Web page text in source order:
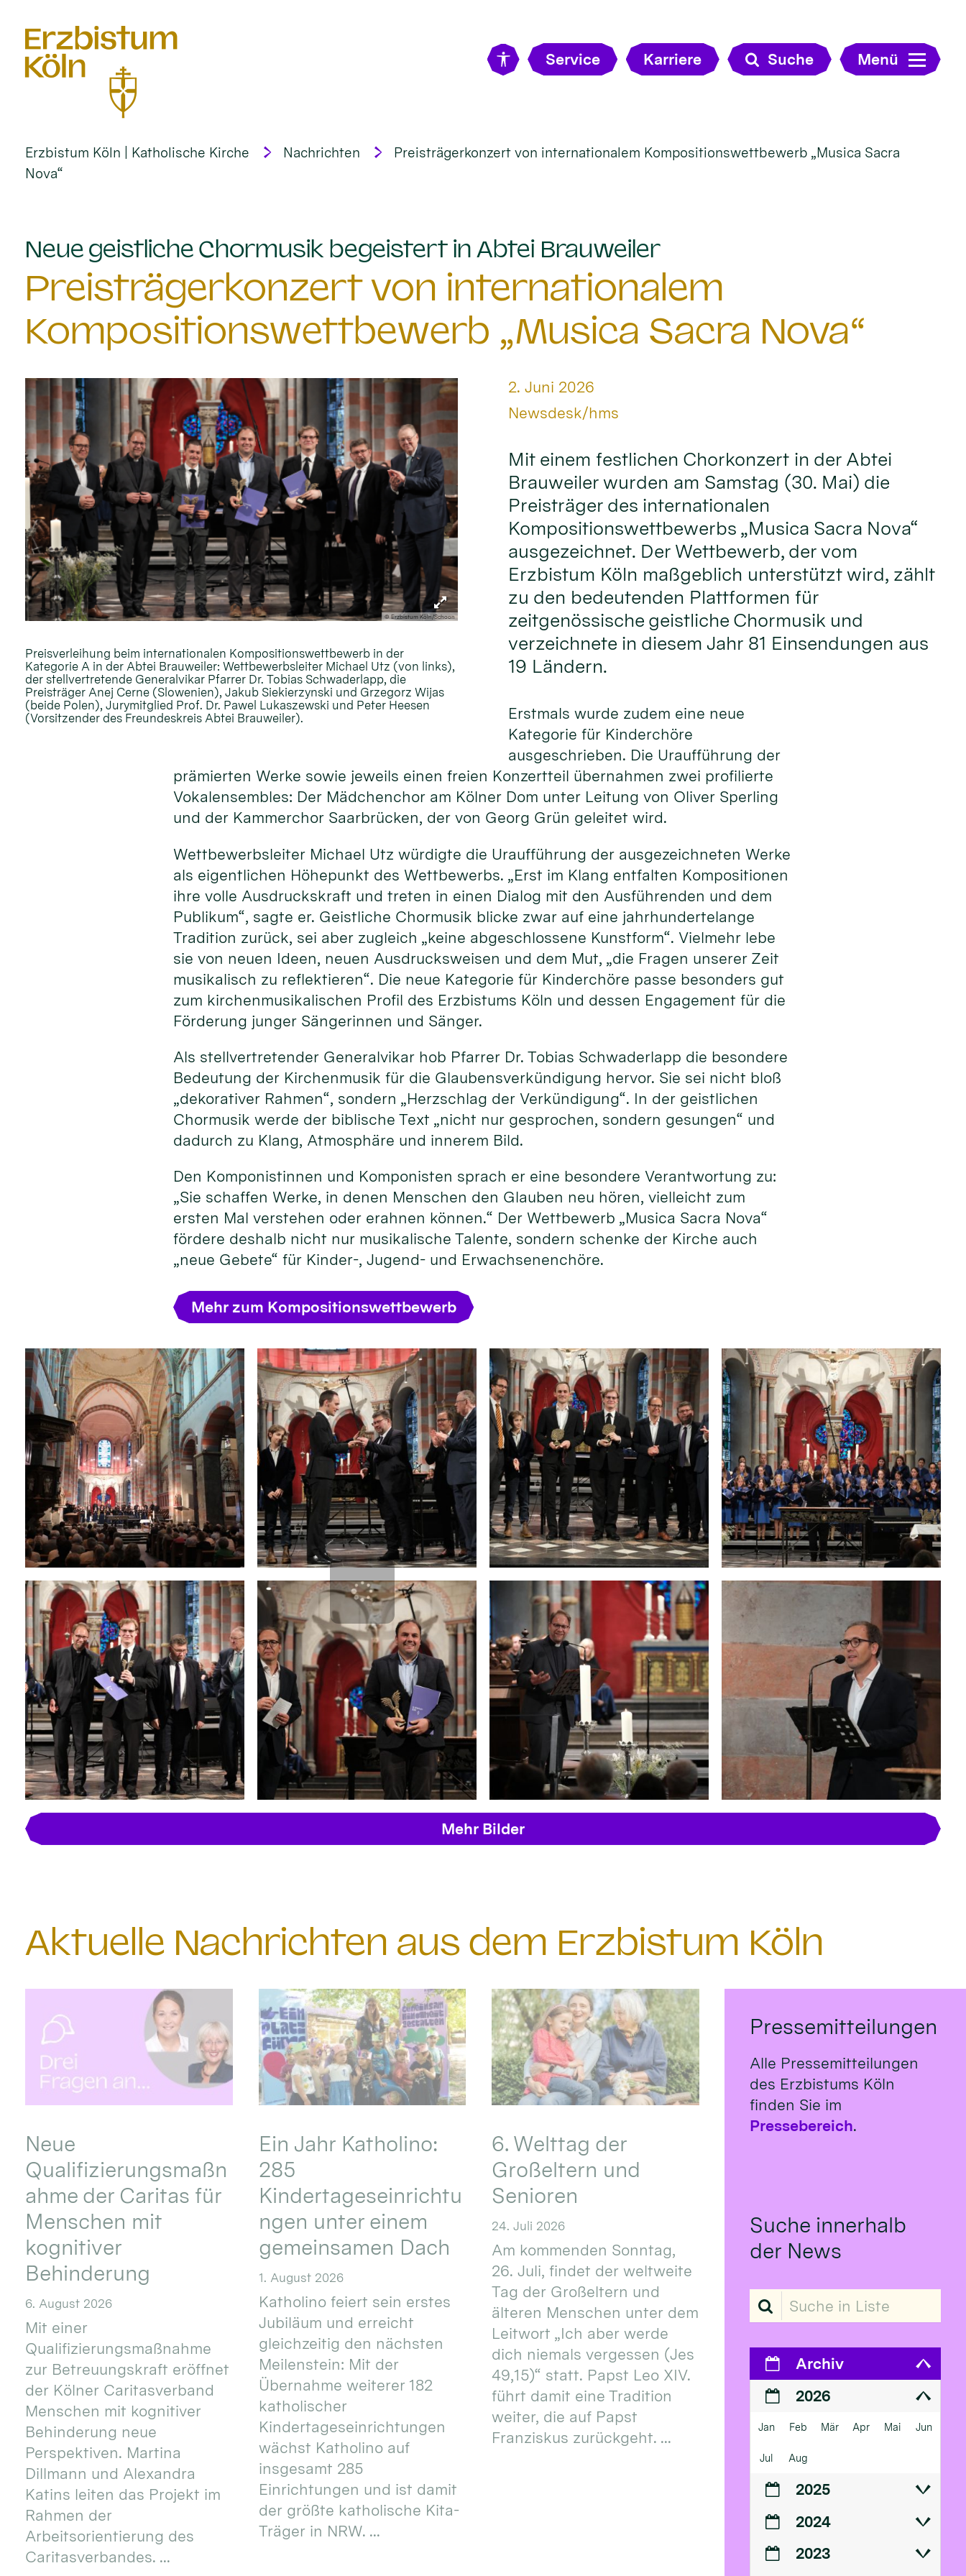
Service Karriere Suche Menü
Erzbistum Köln | Katholische Kirche Nachrichten
Preisträgerkonzert von internationalem Kompositionswettbewerb „Musica Sacra
Nova“
Neue geistliche Chormusik begeistert in Abtei Brauweiler:
Preisträgerkonzert von internationalem
Kompositionswettbewerb „Musica Sacra Nova“
© Erzbistum Köln/Schoon
Preisverleihung beim internationalen Kompositionswettbewerb in der
Kategorie A in der Abtei Brauweiler: Wettbewerbsleiter Michael Utz (von links),
der stellvertretende Generalvikar Pfarrer Dr. Tobias Schwaderlapp, die
Preisträger Anej Cerne (Slowenien), Jakub Siekierzynski und Grzegorz Wijas
(beide Polen), Jurymitglied Prof. Dr. Pawel Lukaszewski und Peter Heesen
(Vorsitzender des Freundeskreis Abtei Brauweiler).
Datum:
2. Juni 2026
Von:
Newsdesk/hms
Mit einem festlichen Chorkonzert in der Abtei
Brauweiler wurden am Samstag (30. Mai) die
Preisträger des internationalen
Kompositionswettbewerbs „Musica Sacra Nova“
ausgezeichnet. Der Wettbewerb, der vom
Erzbistum Köln maßgeblich unterstützt wird, zählt
zu den bedeutenden Plattformen für
zeitgenössische geistliche Chormusik und
verzeichnete in diesem Jahr 81 Einsendungen aus
19 Ländern.
Erstmals wurde zudem eine neue
Kategorie für Kinderchöre
ausgeschrieben. Die Uraufführung der
prämierten Werke sowie jeweils einen freien Konzertteil übernahmen zwei profilierte
Vokalensembles: Der Mädchenchor am Kölner Dom unter Leitung von Oliver Sperling
und der Kammerchor Saarbrücken, der von Georg Grün geleitet wird.
Wettbewerbsleiter Michael Utz würdigte die Uraufführung der ausgezeichneten Werke
als eigentlichen Höhepunkt des Wettbewerbs. „Erst im Klang entfalten Kompositionen
ihre volle Ausdruckskraft und treten in einen Dialog mit den Ausführenden und dem
Publikum“, sagte er. Geistliche Chormusik blicke zwar auf eine jahrhundertelange
Tradition zurück, sei aber zugleich „keine abgeschlossene Kunstform“. Vielmehr lebe
sie von neuen Ideen, neuen Ausdrucksweisen und dem Mut, „die Fragen unserer Zeit
musikalisch zu reflektieren“. Die neue Kategorie für Kinderchöre passe besonders gut
zum kirchenmusikalischen Profil des Erzbistums Köln und dessen Engagement für die
Förderung junger Sängerinnen und Sänger.
Als stellvertretender Generalvikar hob Pfarrer Dr. Tobias Schwaderlapp die besondere
Bedeutung der Kirchenmusik für die Glaubensverkündigung hervor. Sie sei nicht bloß
„dekorativer Rahmen“, sondern „Herzschlag der Verkündigung“. In der geistlichen
Chormusik werde der biblische Text „nicht nur gesprochen, sondern gesungen“ und
dadurch zu Klang, Atmosphäre und innerem Bild.
Den Komponistinnen und Komponisten sprach er eine besondere Verantwortung zu:
„Sie schaffen Werke, in denen Menschen den Glauben neu hören, vielleicht zum
ersten Mal verstehen oder erahnen können.“ Der Wettbewerb „Musica Sacra Nova“
fördere deshalb nicht nur musikalische Talente, sondern schenke der Kirche auch
„neue Gebete“ für Kinder-, Jugend- und Erwachsenenchöre.
Mehr zum Kompositionswettbewerb
Mehr Bilder
Aktuelle Nachrichten aus dem Erzbistum Köln
Neue
Qualifizierungsmaßn
ahme der Caritas für
Menschen mit
kognitiver
Behinderung
6. August 2026
Mit einer
Qualifizierungsmaßnahme
zur Betreuungskraft eröffnet
der Kölner Caritasverband
Menschen mit kognitiver
Behinderung neue
Perspektiven. Martina
Dillmann und Alexandra
Katins leiten das Projekt im
Rahmen der
Arbeitsorientierung des
Caritasverbandes. ...
Ein Jahr Katholino:
285
Kindertageseinrichtu
ngen unter einem
gemeinsamen Dach
1. August 2026
Katholino feiert sein erstes
Jubiläum und erreicht
gleichzeitig den nächsten
Meilenstein: Mit der
Übernahme weiterer 182
katholischer
Kindertageseinrichtungen
wächst Katholino auf
insgesamt 285
Einrichtungen und ist damit
der größte katholische Kita-
Träger in NRW. ...
6. Welttag der
Großeltern und
Senioren
24. Juli 2026
Am kommenden Sonntag,
26. Juli, findet der weltweite
Tag der Großeltern und
älteren Menschen unter dem
Leitwort „Ich aber werde
dich niemals vergessen (Jes
49,15)“ statt. Papst Leo XIV.
führt damit eine Tradition
weiter, die auf Papst
Franziskus zurückgeht. ...
Pressemitteilungen
Alle Pressemitteilungen
des Erzbistums Köln
finden Sie im
Pressebereich.
Suche innerhalb
der News
Suche in Liste
Archiv
2026
Jan Feb Mär Apr Mai Jun
Jul Aug
2025
2024
2023